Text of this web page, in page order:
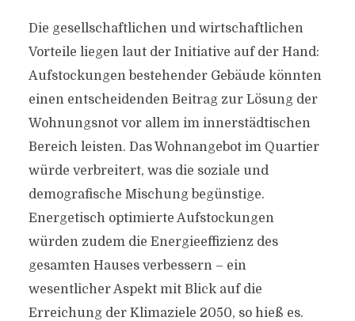
Die gesellschaftlichen und wirtschaftlichen
Vorteile liegen laut der Initiative auf der Hand:
Aufstockungen bestehender Gebäude könnten
einen entscheidenden Beitrag zur Lösung der
Wohnungsnot vor allem im innerstädtischen
Bereich leisten. Das Wohnangebot im Quartier
würde verbreitert, was die soziale und
demografische Mischung begünstige.
Energetisch optimierte Aufstockungen
würden zudem die Energieeffizienz des
gesamten Hauses verbessern – ein
wesentlicher Aspekt mit Blick auf die
Erreichung der Klimaziele 2050, so hieß es.